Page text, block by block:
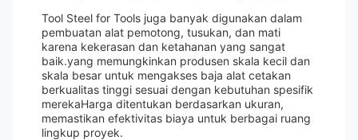
Tool Steel for Tools juga banyak digunakan dalam
pembuatan alat pemotong, tusukan, dan mati
karena kekerasan dan ketahanan yang sangat
baik.yang memungkinkan produsen skala kecil dan
skala besar untuk mengakses baja alat cetakan
berkualitas tinggi sesuai dengan kebutuhan spesifik
merekaHarga ditentukan berdasarkan ukuran,
memastikan efektivitas biaya untuk berbagai ruang
lingkup proyek.